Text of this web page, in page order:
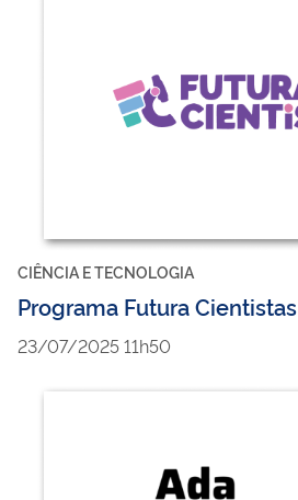
CIÊNCIA E TECNOLOGIA
Programa Futura Cientistas
23/07/2025 11h50